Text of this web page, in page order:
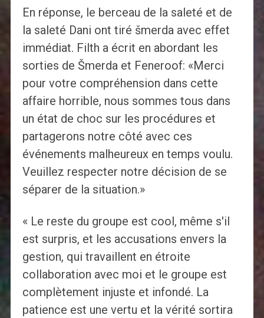
En réponse, le berceau de la saleté et de
la saleté Dani ont tiré šmerda avec effet
immédiat. Filth a écrit en abordant les
sorties de Šmerda et Feneroof: «Merci
pour votre compréhension dans cette
affaire horrible, nous sommes tous dans
un état de choc sur les procédures et
partagerons notre côté avec ces
événements malheureux en temps voulu.
Veuillez respecter notre décision de se
séparer de la situation.»
« Le reste du groupe est cool, même s'il
est surpris, et les accusations envers la
gestion, qui travaillent en étroite
collaboration avec moi et le groupe est
complètement injuste et infondé. La
patience est une vertu et la vérité sortira